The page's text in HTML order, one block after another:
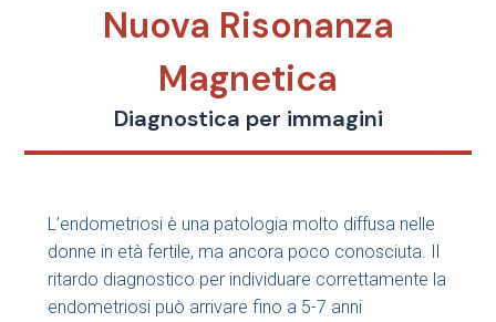
Nuova Risonanza
Magnetica
Diagnostica per immagini
L’endometriosi è una patologia molto diffusa nelle
donne in età fertile, ma ancora poco conosciuta. Il
ritardo diagnostico per individuare correttamente la
endometriosi può arrivare fino a 5-7 anni